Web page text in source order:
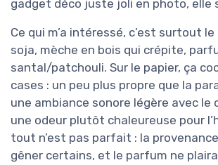
gadget déco juste joli en photo, elle
Ce qui m’a intéressé, c’est surtout
soja, mèche en bois qui crépite,
santal/patchouli. Sur le papier, ça
cases : un peu plus propre que la
une ambiance sonore légère avec
une odeur plutôt chaleureuse pour
tout n’est pas parfait : la
gêner certains, et le parfum ne